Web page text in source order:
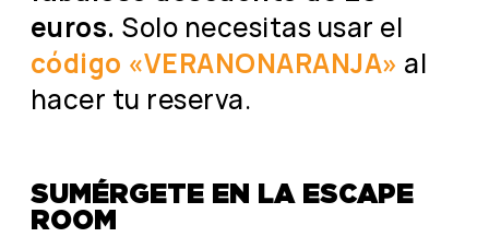
euros. Solo necesitas usar el
código «VERANONARANJA» al
hacer tu reserva.
SUMÉRGETE EN LA ESCAPE
ROOM